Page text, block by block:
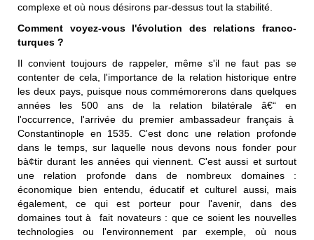
complexe et où nous désirons par-dessus tout la stabilité.
Comment voyez-vous l'évolution des relations franco-
turques ?
Il convient toujours de rappeler, même s'il ne faut pas se
contenter de cela, l'importance de la relation historique entre
les deux pays, puisque nous commémorerons dans quelques
années les 500 ans de la relation bilatérale â€“ en
l'occurrence, l'arrivée du premier ambassadeur français à
Constantinople en 1535. C'est donc une relation profonde
dans le temps, sur laquelle nous devons nous fonder pour
bà¢tir durant les années qui viennent. C'est aussi et surtout
une relation profonde dans de nombreux domaines :
économique bien entendu, éducatif et culturel aussi, mais
également, ce qui est porteur pour l'avenir, dans des
domaines tout à fait novateurs : que ce soient les nouvelles
technologies ou l'environnement par exemple, où nous